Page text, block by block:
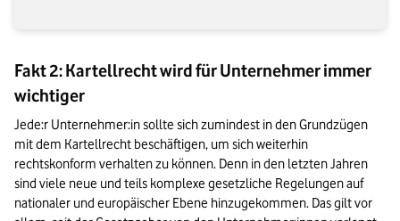
Fakt 2: Kartellrecht wird für Unternehmer immer
wichtiger
Jede:r Unternehmer:in sollte sich zumindest in den Grundzügen
mit dem Kartellrecht beschäftigen, um sich weiterhin
rechtskonform verhalten zu können. Denn in den letzten Jahren
sind viele neue und teils komplexe gesetzliche Regelungen auf
nationaler und europäischer Ebene hinzugekommen. Das gilt vor